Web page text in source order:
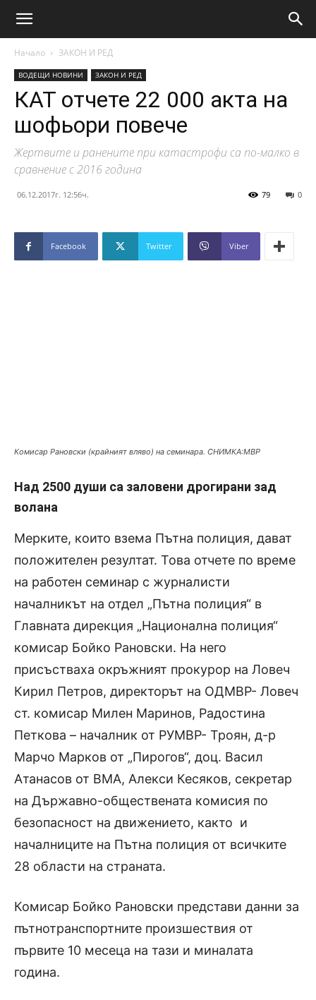
Начало ЗАКОН И РЕД
ВОДЕЩИ НОВИНИ ЗАКОН И РЕД
КАТ отчете 22 000 акта на
шофьори повече
Жертвите и ранените при катастрофи са по-малко в
сравнение с 2016 година
06.12.2017г. 12:56ч. 0
79
Facebook Twitter Viber
Комисар Рановски (крайният вляво) на семинара. СНИМКА:МВР
Над 2500 души са заловени дрогирани зад
волана
Мерките, които взема Пътна полиция, дават
положителен резултат. Това отчете по време
на работен семинар с журналисти
началникът на отдел „Пътна полиция“ в
Главната дирекция „Национална полиция“
комисар Бойко Рановски. На него
присъстваха окръжният прокурор на Ловеч
Кирил Петров, директорът на ОДМВР- Ловеч
ст. комисар Милен Маринов, Радостина
Петкова – началник от РУМВР- Троян, д-р
Марчо Марков от „Пирогов“, доц. Васил
Атанасов от ВМА, Алекси Кесяков, секретар
на Държавно-обществената комисия по
безопасност на движението, както и
началниците на Пътна полиция от всичките
28 области на страната.
Комисар Бойко Рановски представи данни за
пътнотранспортните произшествия от
първите 10 месеца на тази и миналата
година.